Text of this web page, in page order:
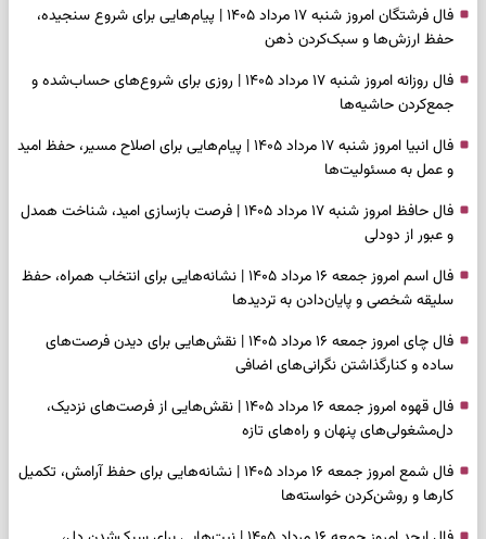
فال فرشتگان امروز شنبه ۱۷ مرداد ۱۴۰۵ | پیام‌هایی برای شروع سنجیده،
حفظ ارزش‌ها و سبک‌کردن ذهن
فال روزانه امروز شنبه ۱۷ مرداد ۱۴۰۵ | روزی برای شروع‌های حساب‌شده و
جمع‌کردن حاشیه‌ها
فال انبیا امروز شنبه ۱۷ مرداد ۱۴۰۵ | پیام‌هایی برای اصلاح مسیر، حفظ امید
و عمل به مسئولیت‌ها
فال حافظ امروز شنبه ۱۷ مرداد ۱۴۰۵ | فرصت بازسازی امید، شناخت همدل
و عبور از دودلی
فال اسم امروز جمعه ۱۶ مرداد ۱۴۰۵ | نشانه‌هایی برای انتخاب همراه، حفظ
سلیقه شخصی و پایان‌دادن به تردیدها
فال چای امروز جمعه ۱۶ مرداد ۱۴۰۵ | نقش‌هایی برای دیدن فرصت‌های
ساده و کنارگذاشتن نگرانی‌های اضافی
فال قهوه امروز جمعه ۱۶ مرداد ۱۴۰۵ | نقش‌هایی از فرصت‌های نزدیک،
دل‌مشغولی‌های پنهان و راه‌های تازه
فال شمع امروز جمعه ۱۶ مرداد ۱۴۰۵ | نشانه‌هایی برای حفظ آرامش، تکمیل
کارها و روشن‌کردن خواسته‌ها